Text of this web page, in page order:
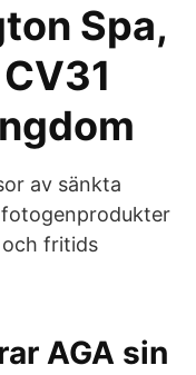
Spa,
av sänkta
och fritids
AGA sin